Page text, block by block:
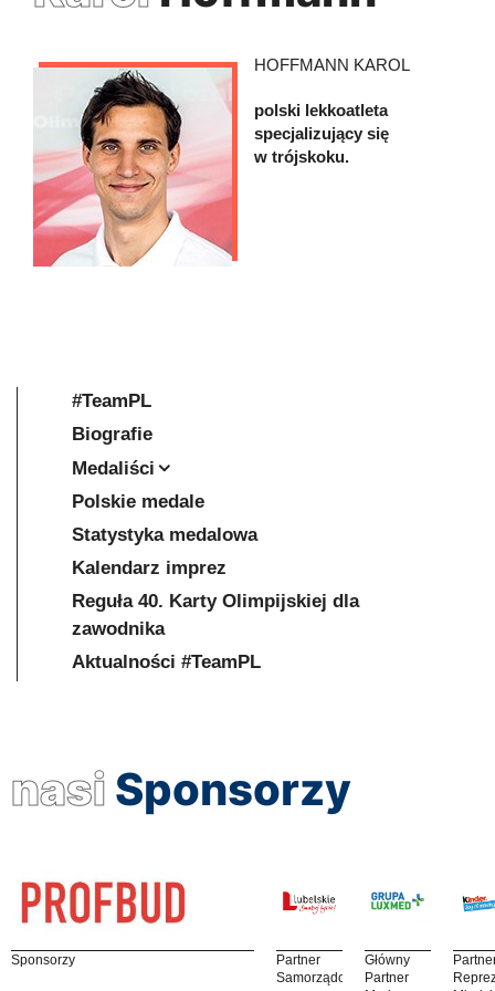
HOFFMANN KAROL
polski lekkoatleta
specjalizujący się
w trójskoku.
#TeamPL
Biografie
Medaliści
Polskie medale
Statystyka medalowa
Kalendarz imprez
Reguła 40. Karty Olimpijskiej dla
zawodnika
Aktualności #TeamPL
nasi Sponsorzy
Sponsorzy
Partner
Samorządowy
Główny
Partner